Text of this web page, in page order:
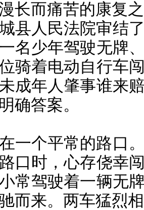
长而痛苦的康复
县人民法院审结
名少年驾驶无牌
骑着电动自行车
成年人肇事谁来
确答案。
一个平常的路口
口时，心存侥幸
常驾驶着一辆无
而来。两车猛烈